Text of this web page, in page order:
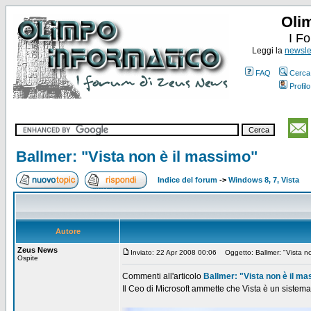
I
Leggi la
FAQ
Cerca
Profilo
Ballmer: "Vista non è il massimo"
Indice del forum -> Windows 8, 7, Vista
Autore
Zeus News
Ospite
Inviato: 22 Apr 2008 00:06 Oggetto: Ballmer: "Vista
Commenti all'articolo Ballmer: "Vista non è il
Il Ceo di Microsoft ammette che Vista è un